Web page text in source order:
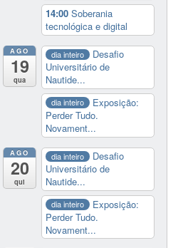
14:00Soberania
tecnológica e digital
AGO
19
qua
dia inteiro
Desafio
Universitário de
Nautide...
dia inteiro
Exposição:
Perder Tudo.
Novament...
AGO
20
qui
dia inteiro
Desafio
Universitário de
Nautide...
dia inteiro
Exposição:
Perder Tudo.
Novament...